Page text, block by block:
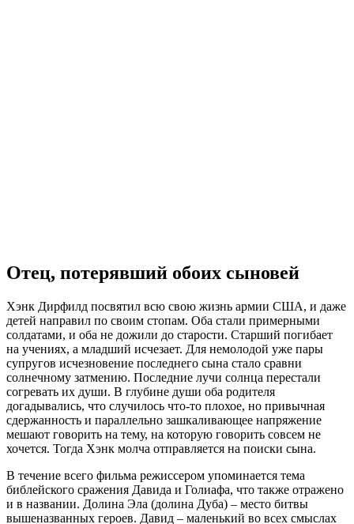
Отец, потерявший обоих сыновей
Хэнк Дирфилд посвятил всю свою жизнь армии США, и даже
детей направил по своим стопам. Оба стали примерными
солдатами, и оба не дожили до старости. Старший погибает
на учениях, а младший исчезает. Для немолодой уже пары
супругов исчезновение последнего сына стало сравни
солнечному затмению. Последние лучи солнца перестали
согревать их души. В глубине души оба родителя
догадывались, что случилось что-то плохое, но привычная
сдержанность и параллельно зашкаливающее напряжение
мешают говорить на тему, на которую говорить совсем не
хочется. Тогда Хэнк молча отправляется на поиски сына.
В течение всего фильма режиссером упоминается тема
библейского сражения Давида и Голиафа, что также отражено
и в названии. Долина Эла (долина Дуба) – место битвы
вышеназванных героев. Давид – маленький во всех смыслах